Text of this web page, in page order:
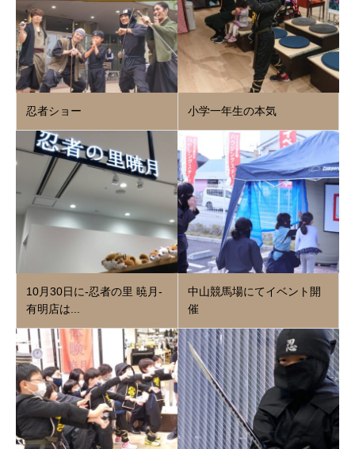
忍者ショー 小学一年生の本気
10月30日に‐忍者の里 暁月‐
有明店は...
中山競馬場にてイベント開
催